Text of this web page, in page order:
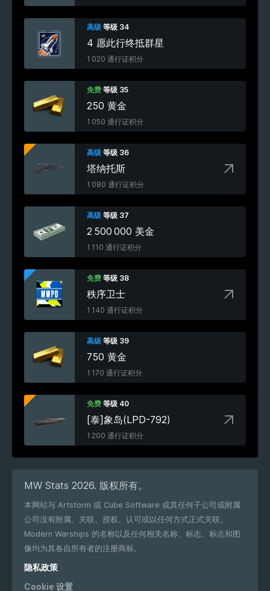
高级 等级 34
4 愿此行终抵群星
1 020 通行证积分
免费 等级 35
250 黄金
1 050 通行证积分
高级 等级 36
塔纳托斯
1 080 通行证积分
高级 等级 37
2 500 000 美金
1 110 通行证积分
免费 等级 38
秩序卫士
1 140 通行证积分
高级 等级 39
750 黄金
1 170 通行证积分
免费 等级 40
[泰]象岛(LPD-792)
1 200 通行证积分
MW Stats 2026. 版权所有。
本网站与 Artstorm 或 Cube Software 或其任何子公司或附属
公司没有附属、关联、授权、认可或以任何方式正式关联。
Modern Warships 的名称以及任何相关名称、标志、标志和图
像均为其各自所有者的注册商标。
隐私政策
Cookie 设置